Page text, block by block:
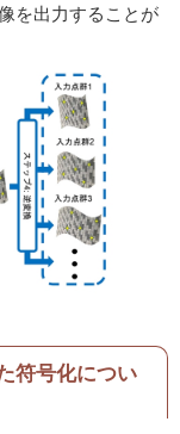
を出力することが
符号化につい